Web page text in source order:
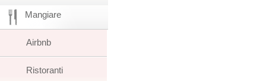
Mangiare
Airbnb
Ristoranti